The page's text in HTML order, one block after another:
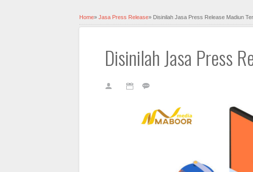
Home» Jasa Press Release» Disinilah Jasa Press Release Madiun
Disinilah Jasa Press